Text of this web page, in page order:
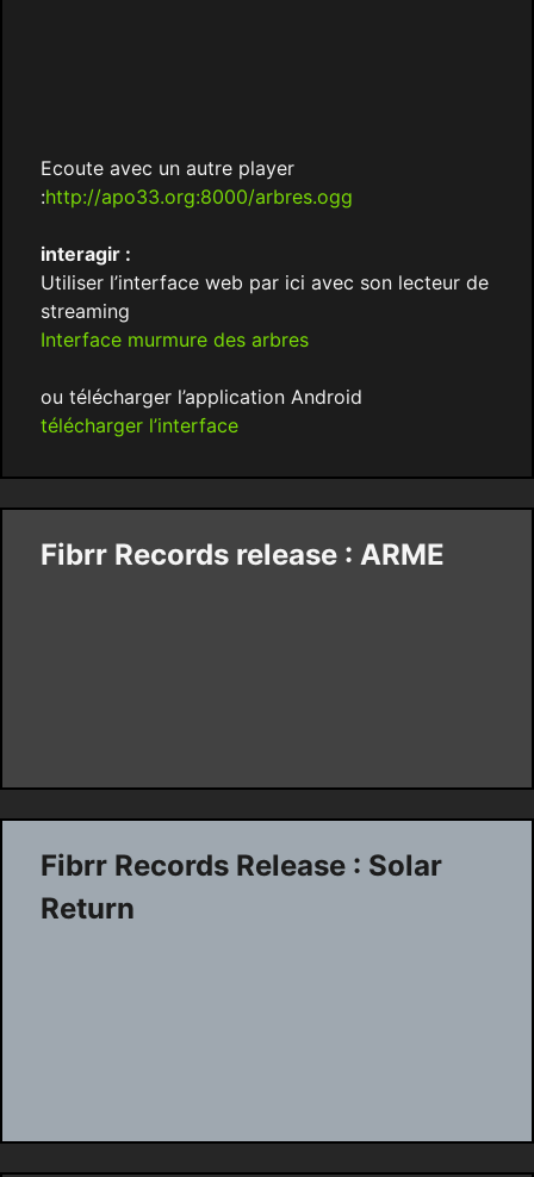
Ecoute avec un autre player
:http://apo33.org:8000/arbres.ogg
interagir :
Utiliser l’interface web par ici avec son lecteur de
streaming
Interface murmure des arbres
ou télécharger l’application Android
télécharger l’interface
Fibrr Records release : ARME
Fibrr Records Release : Solar
Return